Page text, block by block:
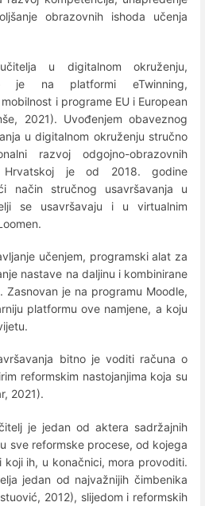
obrazovnih ishoda učenja
u digitalnom okruženju,
je na platformi eTwinning,
i programe EU i European
2021). Uvođenjem obaveznog
u digitalnom okruženju stručno
razvoj odgojno-obrazovnih
Hrvatskoj je od 2018. godine
način stručnog usavršavanja u
se usavršavaju i u virtualnim
učenjem, programski alat za
nastave na daljinu i kombinirane
Zasnovan je na programu Moodle,
platformu ove namjene, a koju
bitno je voditi računa o
reformskim nastojanjima koja su
2021).
je jedan od aktera sadržajnih
sve reformske procese, od kojega
ih, u konačnici, mora provoditi.
jedan od najvažnijih čimbenika
2012), slijedom i reformskih